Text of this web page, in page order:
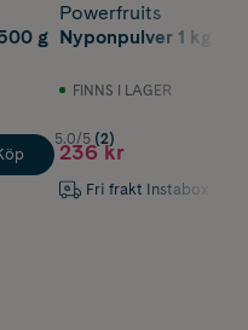
g
Powerfruits
Nyponpulver 1 kg
FINNS I LAGER
5.0/5 (2)
236 kr
Fri frakt Instabox